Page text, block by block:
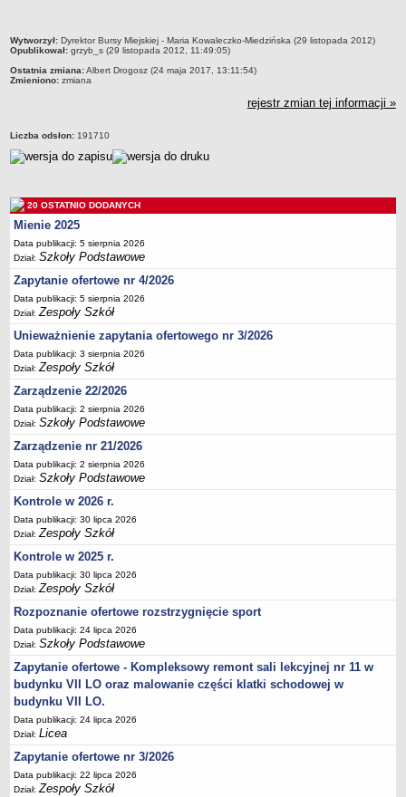
Statut
Majątek
Kontrole
Sprawozdania
Deklaracja dostępności
PORADNIE PSYCHOLOGICZNO-PEDAGOGICZNE
Zespół Poradni
BIURO FINANSÓW OŚWIATY
Dane podstawowe
Statut
Majątek
Godziny dyżurów
Ogłoszenia
Zarządzenia
Rejestry, ewidencje, archiwa
Kontrole
PONOWNE WYKORZYSTYWANIE
Sprawozdania
Deklaracja dostępności
DEKLARACJA DOSTĘPNOŚCI
OŚWIADCZENIA MAJĄTKOWE
PONOWNE WYKORZYSTYWANIE
UDOSTĘPNIANIE INFORMACJI PUBLICZNEJ
OCHRONA DANYCH OSOBOWYCH
metryczka
Wytworzył: Dyrektor Bursy Miejskiej - Maria Kowaleczko-Miedzińska (29 listopada 2012)
Opublikował: grzyb_s (29 listopada 2012, 11:49:05)
Ostatnia zmiana:Albert Drogosz (24 maja 2017, 13:11:54)
Zmieniono: zmiana
rejestr zmian tej informacji »
Liczba odsłon: 191710
20 OSTATNIO DODANYCH
Mienie 2025
Data publikacji: 5 sierpnia 2026
Dział:Szkoły Podstawowe
Zapytanie ofertowe nr 4/2026
Data publikacji: 5 sierpnia 2026
Dział:Zespoły Szkół
Unieważnienie zapytania ofertowego nr 3/2026
Data publikacji: 3 sierpnia 2026
Dział:Zespoły Szkół
Zarządzenie 22/2026
Data publikacji: 2 sierpnia 2026
Dział:Szkoły Podstawowe
Zarządzenie nr 21/2026
Data publikacji: 2 sierpnia 2026
Dział:Szkoły Podstawowe
Kontrole w 2026 r.
Data publikacji: 30 lipca 2026
Dział:Zespoły Szkół
Kontrole w 2025 r.
Data publikacji: 30 lipca 2026
Dział:Zespoły Szkół
Rozpoznanie ofertowe rozstrzygnięcie sport
Data publikacji: 24 lipca 2026
Dział:Szkoły Podstawowe
Zapytanie ofertowe - Kompleksowy remont sali lekcyjnej nr 11 w
budynku VII LO oraz malowanie części klatki schodowej w
budynku VII LO.
Data publikacji: 24 lipca 2026
Dział:Licea
Zapytanie ofertowe nr 3/2026
Data publikacji: 22 lipca 2026
Dział:Zespoły Szkół